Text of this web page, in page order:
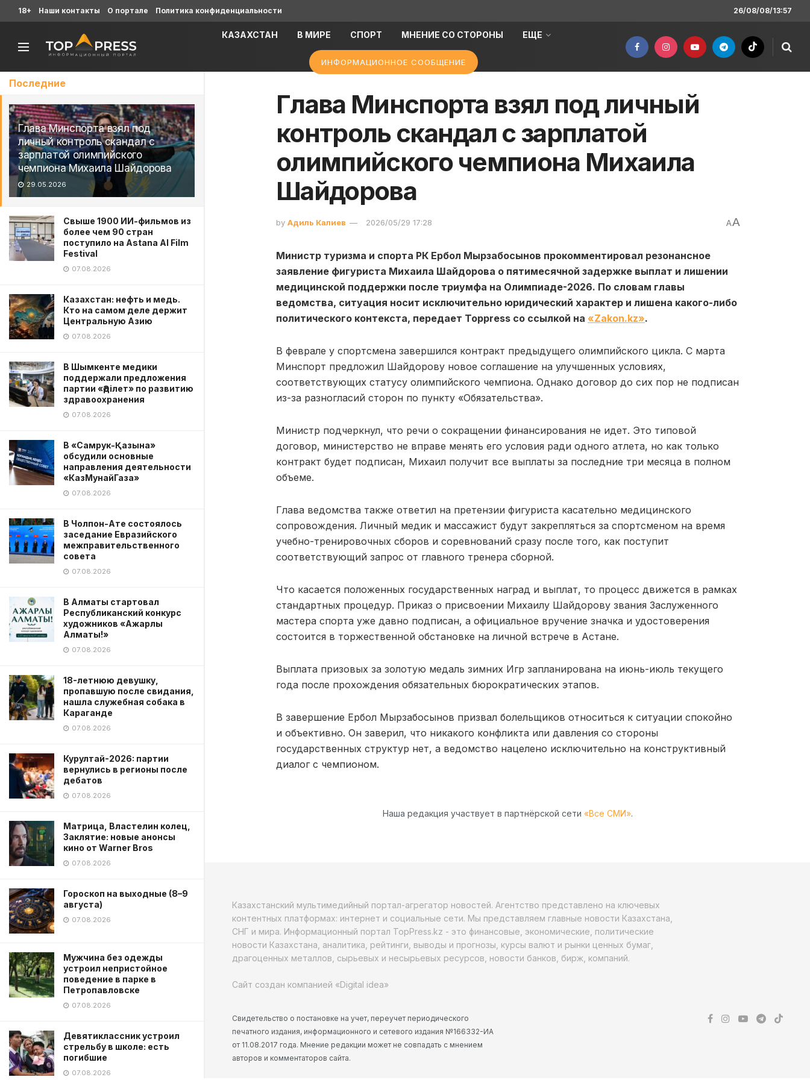
Последние
Глава Минспорта взял под
личный контроль скандал с
зарплатой олимпийского
чемпиона Михаила Шайдорова
29.05.2026
Свыше 1900 ИИ-фильмов из
более чем 90 стран
поступило на Astana AI Film
Festival
07.08.2026
Казахстан: нефть и медь.
Кто на самом деле держит
Центральную Азию
07.08.2026
В Шымкенте медики
поддержали предложения
партии «Әділет» по развитию
здравоохранения
07.08.2026
В «Самрук-Қазына»
обсудили основные
направления деятельности
«КазМунайГаза»
07.08.2026
В Чолпон-Ате состоялось
заседание Евразийского
межправительственного
совета
07.08.2026
В Алматы стартовал
Республиканский конкурс
художников «Ажарлы
Алматы!»
07.08.2026
18-летнюю девушку,
пропавшую после свидания,
нашла служебная собака в
Караганде
07.08.2026
Курултай-2026: партии
вернулись в регионы после
дебатов
07.08.2026
Матрица, Властелин колец,
Заклятие: новые анонсы
кино от Warner Bros
07.08.2026
Гороскоп на выходные (8–9
августа)
07.08.2026
Мужчина без одежды
устроил непристойное
поведение в парке в
Петропавловске
07.08.2026
Девятиклассник устроил
стрельбу в школе: есть
погибшие
07.08.2026
18+ Наши контакты О портале Политика конфиденциальности 26/08/08/13:57
КАЗАХСТАН В МИРЕ СПОРТ МНЕНИЕ СО СТОРОНЫ ЕЩЕ
ИНФОРМАЦИОННОЕ СООБЩЕНИЕ
Глава Минспорта взял под личный
контроль скандал с зарплатой
олимпийского чемпиона Михаила
Шайдорова
by Адиль Калиев 2026/05/29 17:28 AA
Министр туризма и спорта РК Ербол Мырзабосынов прокомментировал резонансное
заявление фигуриста Михаила Шайдорова о пятимесячной задержке выплат и лишении
медицинской поддержки после триумфа на Олимпиаде-2026. По словам главы
ведомства, ситуация носит исключительно юридический характер и лишена какого-либо
политического контекста, передает Toppress со ссылкой на «Zakon.kz».
В феврале у спортсмена завершился контракт предыдущего олимпийского цикла. С марта
Минспорт предложил Шайдорову новое соглашение на улучшенных условиях,
соответствующих статусу олимпийского чемпиона. Однако договор до сих пор не подписан
из-за разногласий сторон по пункту «Обязательства».
Министр подчеркнул, что речи о сокращении финансирования не идет. Это типовой
договор, министерство не вправе менять его условия ради одного атлета, но как только
контракт будет подписан, Михаил получит все выплаты за последние три месяца в полном
объеме.
Глава ведомства также ответил на претензии фигуриста касательно медицинского
сопровождения. Личный медик и массажист будут закрепляться за спортсменом на время
учебно-тренировочных сборов и соревнований сразу после того, как поступит
соответствующий запрос от главного тренера сборной.
Что касается положенных государственных наград и выплат, то процесс движется в рамках
стандартных процедур. Приказ о присвоении Михаилу Шайдорову звания Заслуженного
мастера спорта уже давно подписан, а официальное вручение значка и удостоверения
состоится в торжественной обстановке на личной встрече в Астане.
Выплата призовых за золотую медаль зимних Игр запланирована на июнь-июль текущего
года после прохождения обязательных бюрократических этапов.
В завершение Ербол Мырзабосынов призвал болельщиков относиться к ситуации спокойно
и объективно. Он заверил, что никакого конфликта или давления со стороны
государственных структур нет, а ведомство нацелено исключительно на конструктивный
диалог с чемпионом.
Наша редакция участвует в партнёрской сети «Все СМИ».
Казахстанский мультимедийный портал-агрегатор новостей. Агентство представлено на ключевых
контентных платформах: интернет и социальные сети. Мы представляем главные новости Казахстана,
СНГ и мира. Информационный портал TopPress.kz - это финансовые, экономические, политические
новости Казахстана, аналитика, рейтинги, выводы и прогнозы, курсы валют и рынки ценных бумаг,
драгоценных металлов, сырьевых и несырьевых ресурсов, новости банков, бирж, компаний.
Сайт создан компанией «Digital idea»
Свидетельство о постановке на учет, переучет периодического
печатного издания, информационного и сетевого издания №166332-ИА
от 11.08.2017 года. Мнение редакции может не совпадать с мнением
авторов и комментаторов сайта.